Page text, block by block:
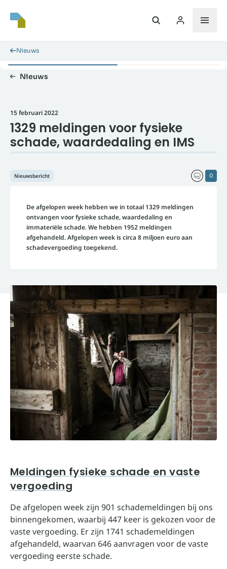
Nieuws
Nieuws
15 februari 2022
1329 meldingen voor fysieke
schade, waardedaling en IMS
0
Nieuwsbericht
De afgelopen week hebben we in totaal 1329 meldingen
ontvangen voor fysieke schade, waardedaling en
immateriële schade. We hebben 1952 meldingen
afgehandeld. Afgelopen week is circa 8 miljoen euro aan
schadevergoeding toegekend.
Meldingen fysieke schade en vaste
vergoeding
De afgelopen week zijn 901 schademeldingen bij ons
binnengekomen, waarbij 447 keer is gekozen voor de
vaste vergoeding. Er zijn 1741 schademeldingen
afgehandeld, waarvan 646 aanvragen voor de vaste
vergoeding eerste schade.